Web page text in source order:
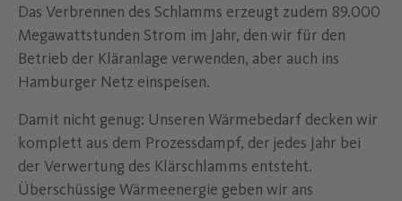
Das Verbrennen des Schlamms erzeugt zudem 89.000
Megawattstunden Strom im Jahr, den wir für den
Betrieb der Kläranlage verwenden, aber auch ins
Hamburger Netz einspeisen.
Damit nicht genug: Unseren Wärmebedarf decken wir
komplett aus dem Prozessdampf, der jedes Jahr bei
der Verwertung des Klärschlamms entsteht.
Überschüssige Wärmeenergie geben wir ans